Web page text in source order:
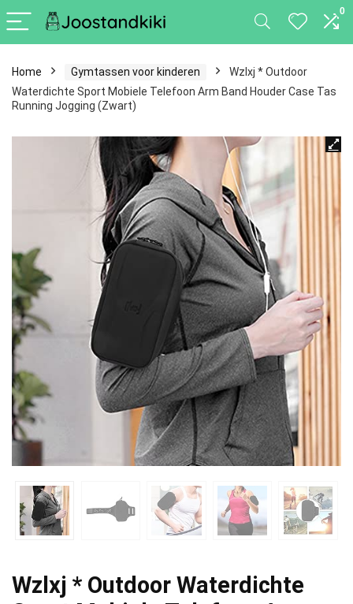
0
Home Gymtassen voor kinderen
Wzlxj * Outdoor
Waterdichte Sport Mobiele Telefoon Arm Band Houder Case Tas
Running Jogging (Zwart)
Wzlxj * Outdoor Waterdichte